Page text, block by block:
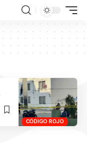
CÓDIGO ROJO